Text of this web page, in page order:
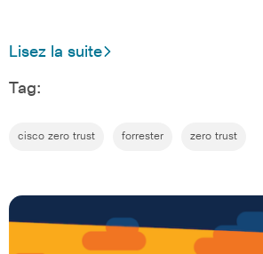
Lisez la suite
Tag:
cisco zero trust forrester zero trust